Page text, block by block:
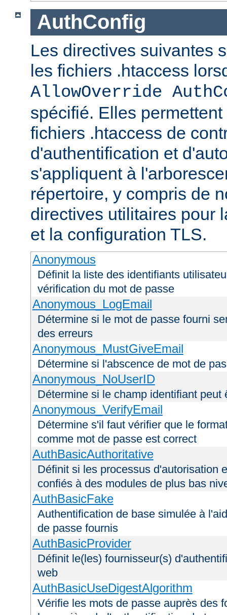
AuthConfig
Les directives suivantes
les fichiers .htaccess
AllowOverride
spécifié. Elles
fichiers .htaccess de
d'authentification et
s'appliquent à
répertoire, y compris de
directives utilitaires pour
et la configuration TLS.
Anonymous
Définit la liste des identifiants
vérification du mot de passe
Anonymous_LogEmail
Détermine si le mot de passe fourni
des erreurs
Anonymous_MustGiveEmail
Détermine si l'abscence de mot de
Anonymous_NoUserID
Détermine si le champ identifiant peut
Anonymous_VerifyEmail
Détermine s'il faut vérifier que le
comme mot de passe est correct
AuthBasicAuthoritative
Définit si les processus d'autorisation
confiés à des modules de plus bas
AuthBasicFake
Authentification de base simulée à
de passe fournis
AuthBasicProvider
Définit le(les) fournisseur(s)
web
AuthBasicUseDigestAlgorithm
Vérifie les mots de passe auprès des